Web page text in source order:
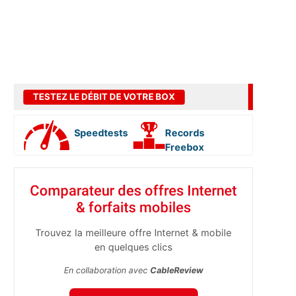
TESTEZ LE DÉBIT DE VOTRE BOX
Speedtests
Records
Freebox
Comparateur des offres Internet
& forfaits mobiles
Trouvez la meilleure offre Internet & mobile
en quelques clics
En collaboration avec CableReview